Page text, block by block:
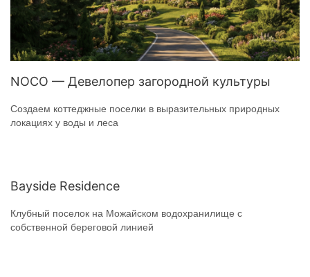
NOCO — Девелопер загородной культуры
Создаем коттеджные поселки в выразительных природных
локациях у воды и леса
Bayside Residence
Клубный поселок на Можайском водохранилище с
собственной береговой линией